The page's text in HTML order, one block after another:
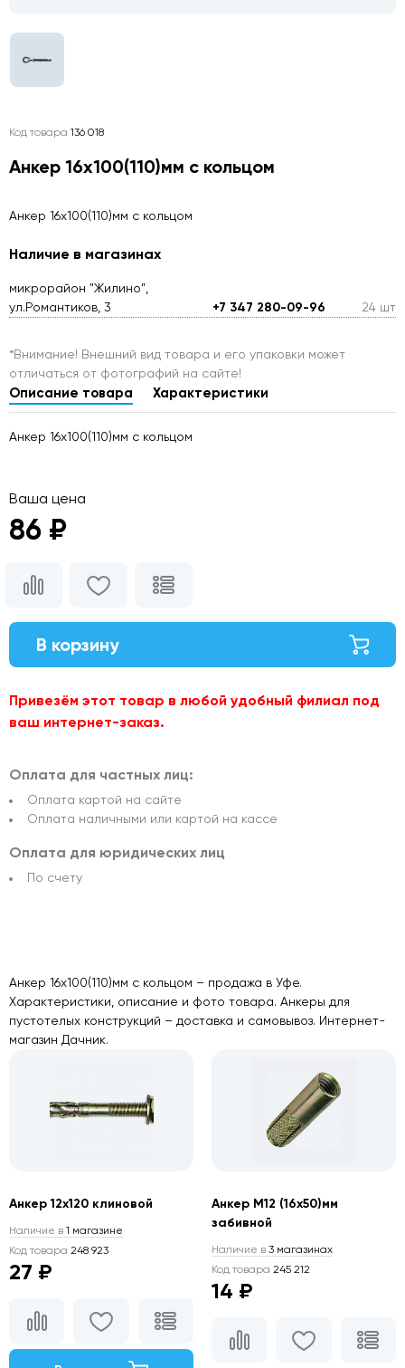
Код товара 136 018
Анкер 16х100(110)мм с кольцом
Анкер 16х100(110)мм с кольцом
Наличие в магазинах
микрорайон "Жилино",
ул.Романтиков, 3
+7 347 280-09-96 24 шт
*Внимание! Внешний вид товара и его упаковки может
отличаться от фотографий на сайте!
Описание товара Характеристики
Анкер 16х100(110)мм с кольцом
Ваша цена
86 ₽
В корзину
Привезём этот товар в любой удобный филиал под
ваш интернет-заказ.
Оплата для частных лиц:
Оплата картой на сайте
Оплата наличными или картой на кассе
Оплата для юридических лиц
По счету
Анкер 16х100(110)мм с кольцом – продажа в Уфе.
Характеристики, описание и фото товара. Анкеры для
пустотелых конструкций – доставка и самовывоз. Интернет-
магазин Дачник.
Анкер 12х120 клиновой
Наличие в 1 магазине
Код товара 248 923
27 ₽
Анкер М12 (16х50)мм
забивной
Наличие в 3 магазинах
Код товара 245 212
14 ₽